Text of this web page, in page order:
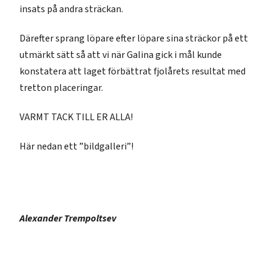
insats på andra sträckan.
Därefter sprang löpare efter löpare sina sträckor på ett
utmärkt sätt så att vi när Galina gick i mål kunde
konstatera att laget förbättrat fjolårets resultat med
tretton placeringar.
VARMT TACK TILL ER ALLA!
Här nedan ett ”bildgalleri”!
Alexander Trempoltsev